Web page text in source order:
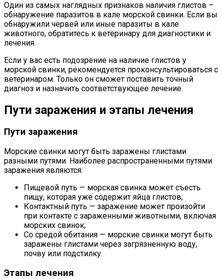
Один из самых наглядных признаков наличия глистов –
обнаружение паразитов в кале морской свинки. Если вы
обнаружили червей или иные паразиты в кале
животного, обратитесь к ветеринару для диагностики и
лечения.
Если у вас есть подозрение на наличие глистов у
морской свинки, рекомендуется проконсультироваться с
ветеринаром. Только он сможет поставить точный
диагноз и назначить соответствующее лечение.
Пути заражения и этапы лечения
Пути заражения
Морские свинки могут быть заражены глистами
разными путями. Наиболее распространенными путями
заражения являются:
Пищевой путь — морская свинка может съесть
пищу, которая уже содержит яйца глистов;
Контактный путь — заражение может произойти
при контакте с зараженными животными, включая
морских свинок;
Со средой обитания — морские свинки могут быть
заражены глистами через загрязненную воду,
почву или подстилку.
Этапы лечения